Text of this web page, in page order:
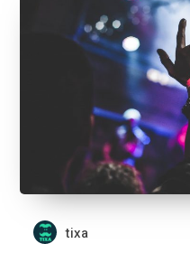
tixa